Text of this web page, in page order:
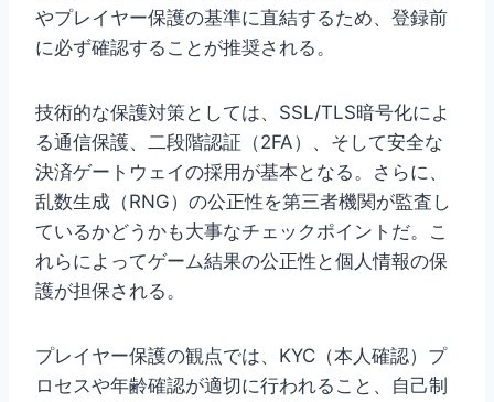
やプレイヤー保護の基準に直結するため、登録前
に必ず確認することが推奨される。
技術的な保護対策としては、SSL/TLS暗号化によ
る通信保護、二段階認証（2FA）、そして安全な
決済ゲートウェイの採用が基本となる。さらに、
乱数生成（RNG）の公正性を第三者機関が監査し
ているかどうかも大事なチェックポイントだ。こ
れらによってゲーム結果の公正性と個人情報の保
護が担保される。
プレイヤー保護の観点では、KYC（本人確認）プ
ロセスや年齢確認が適切に行われること、自己制